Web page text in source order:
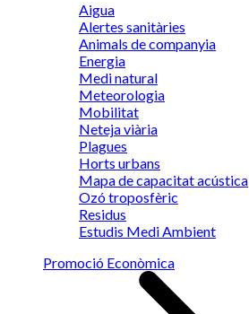
Aigua
Alertes sanitàries
Animals de companyia
Energia
Medi natural
Meteorologia
Mobilitat
Neteja viària
Plagues
Horts urbans
Mapa de capacitat acústica
Ozó troposfèric
Residus
Estudis Medi Ambient
Promoció Econòmica